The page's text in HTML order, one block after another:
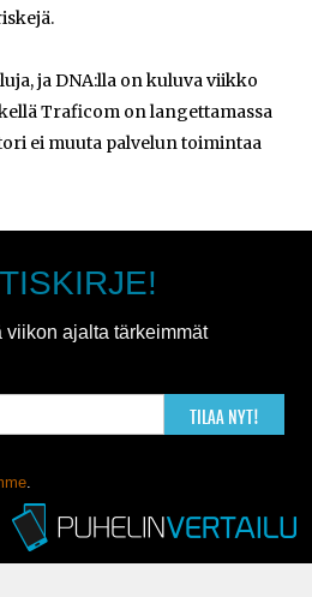
ja DNA:lla on kuluva viikko
Traficom on langettamassa
ei muuta palvelun toimintaa
viikon ajalta tärkeimmät
TILAA NYT!
.